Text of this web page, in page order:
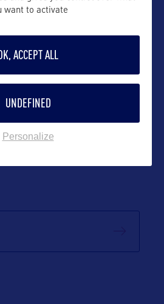
Suivre
want to activate
ACCEPT ALL
UNDEFINED
Personalize